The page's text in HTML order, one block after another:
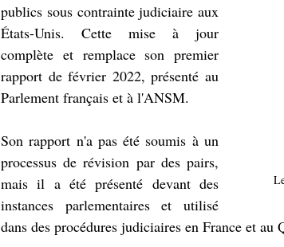
publics sous contrainte judiciaire aux
États-Unis. Cette mise à jour
complète et remplace son premier
rapport de février 2022, présenté au
Parlement français et à l'ANSM.
Son rapport n'a pas été soumis à un
processus de révision par des pairs,
mais il a été présenté devant des
instances parlementaires et utilisé
dans des procédures judiciaires en France et au